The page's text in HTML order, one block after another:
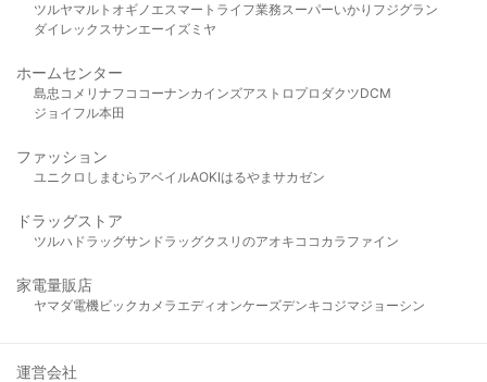
ツルヤマルト オギノ エスマート ライフ業務スーパーいかり フジグラン
ダイレックスサンエーイズミヤ
ホームセンター
島忠 コメリ ナフコ コーナンカインズアストロプロダクツDCM
ジョイフル本田
ファッション
ユニクロ しまむら アベイルAOKIはるやま サカゼン
ドラッグストア
ツルハドラッグサンドラッグクスリのアオキ ココカラファイン
家電量販店
ヤマダ電機ビックカメラ エディオンケーズデンキ コジマジョーシン
運営会社